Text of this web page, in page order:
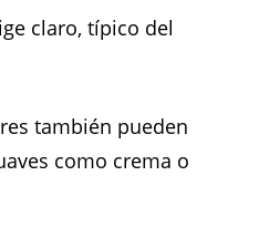
claro, típico del
también pueden
como crema o